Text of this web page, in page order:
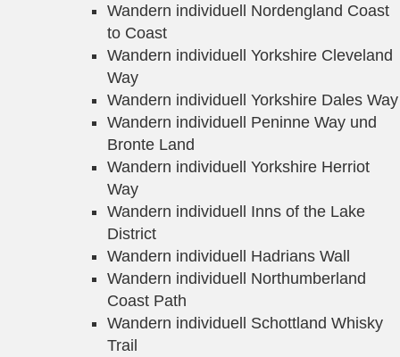
Wandern individuell Nordengland Coast
to Coast
Wandern individuell Yorkshire Cleveland
Way
Wandern individuell Yorkshire Dales Way
Wandern individuell Peninne Way und
Bronte Land
Wandern individuell Yorkshire Herriot
Way
Wandern individuell Inns of the Lake
District
Wandern individuell Hadrians Wall
Wandern individuell Northumberland
Coast Path
Wandern individuell Schottland Whisky
Trail